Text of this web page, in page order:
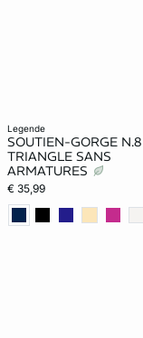
legende
SOUTIEN-GORGE
TRIANGLE SANS
ARMATURES
€ 35,99